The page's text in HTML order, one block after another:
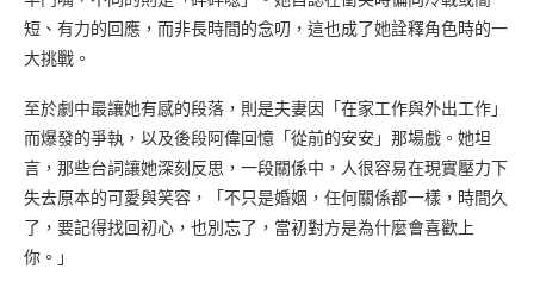
短、有力的回應，而非長時間的念叨，這也成了她詮釋角色時的一
大挑戰。
至於劇中最讓她有感的段落，則是夫妻因「在家工作與外出工作」
而爆發的爭執，以及後段阿偉回憶「從前的安安」那場戲。她坦
言，那些台詞讓她深刻反思，一段關係中，人很容易在現實壓力下
失去原本的可愛與笑容，「不只是婚姻，任何關係都一樣，時間久
了，要記得找回初心，也別忘了，當初對方是為什麼會喜歡上
你。」